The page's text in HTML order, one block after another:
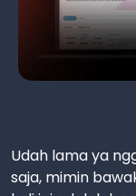
Udah lama ya
saja, mimin